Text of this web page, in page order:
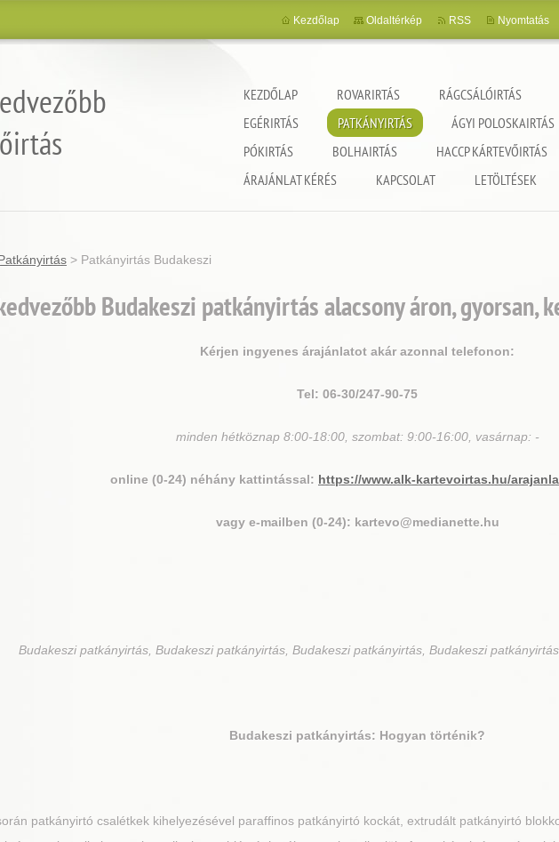
KEZDŐLAP ROVARIRTÁS RÁGCSÁLÓIRTÁS
EGÉRIRTÁS
PATKÁNYIRTÁS ÁGYI POLOSKAIRTÁS
PÓKIRTÁS
BOLHAIRTÁS HACCP KÁRTEVŐIRTÁS
ÁRAJÁNLAT KÉRÉS
KAPCSOLAT LETÖLTÉSEK
Kezdőlap Oldaltérkép RSS Nyomtatás
> Patkányirtás Budakeszi
Budakeszi patkányirtás alacsony áron, gyorsan,
Kérjen ingyenes árajánlatot akár azonnal telefonon:
Tel: 06-30/247-90-75
minden hétköznap 8:00-18:00, szombat: 9:00-16:00, vasárnap: -
online (0-24) néhány kattintással: https://www.alk-kartevoirtas.hu/
vagy e-mailben (0-24): kartevo@medianette.hu
Budakeszipatkányirtás, Budakeszi patkányirtás, Budakeszi patkányirtás, Budakeszi
Budakeszi patkányirtás: Hogyan történik?
patkányirtó csalétkek kihelyezésével paraffinos patkányirtó kockát, extrudált patkányirtó